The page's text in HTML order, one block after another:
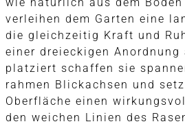
verleihen dem Garten eine
die gleichzeitig Kraft und
einer dreieckigen
platziert schaffen sie
rahmen Blickachsen und
Oberfläche einen
den weichen Linien des